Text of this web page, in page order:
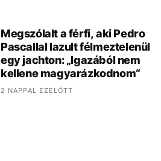
Megszólalt a férfi, aki Pedro
Pascallal lazult félmeztelenül
egy jachton: „Igazából nem
kellene magyarázkodnom“
2 NAPPAL EZELŐTT